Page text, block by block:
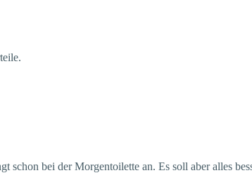
schon bei der Morgentoilette an. Es soll aber alles